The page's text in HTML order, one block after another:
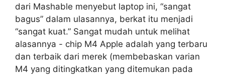
dari Mashable menyebut laptop ini, “sangat
bagus” dalam ulasannya, berkat itu menjadi
“sangat kuat.” Sangat mudah untuk melihat
alasannya - chip M4 Apple adalah yang terbaru
dan terbaik dari merek (membebaskan varian
M4 yang ditingkatkan yang ditemukan pada